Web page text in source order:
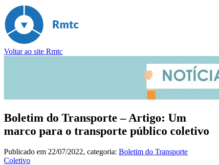
Voltar ao site Rmtc
Boletim do Transporte – Artigo: Um
marco para o transporte público coletivo
Publicado em 22/07/2022, categoria: Boletim do Transporte
Coletivo